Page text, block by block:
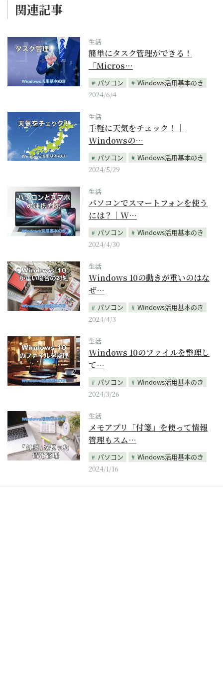
関連記事
生活
簡単にタスク管理ができる！
「Micros…
パソコン
Windows活用基本のき
2024/6/4
生活
手軽に天気をチェック！｜
Windowsの…
パソコン
Windows活用基本のき
2024/5/29
生活
パソコンでスマートフォンを使う
には？｜W…
パソコン
Windows活用基本のき
2024/4/30
生活
Windows 10の動きが重いのはな
ぜ…
パソコン
Windows活用基本のき
2024/4/3
生活
Windows 10のファイルを整理し
て…
パソコン
Windows活用基本のき
2024/3/26
生活
メモアプリ「付箋」を使って情報
管理もスム…
パソコン
Windows活用基本のき
2024/1/16